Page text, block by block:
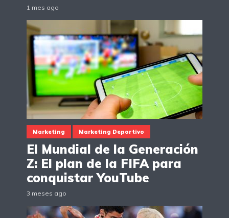
1 mes ago
Marketing Marketing Deportivo
El Mundial de la Generación
Z: El plan de la FIFA para
conquistar YouTube
3 meses ago